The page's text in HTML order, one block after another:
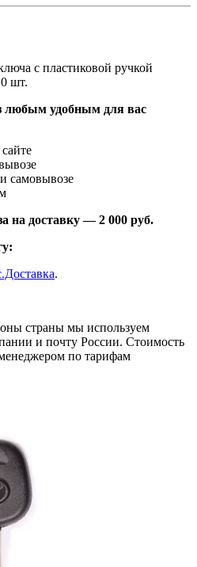
с пластиковой ручкой
шт.
любым удобным для вас
самовывозе
на доставку — 2 000 руб.
.
страны мы используем
и почту России. Стоимость
по тарифам